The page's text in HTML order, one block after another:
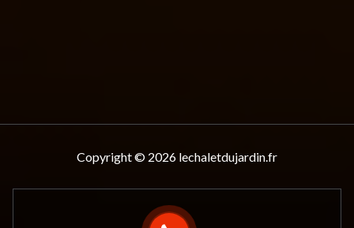
Copyright © 2026 lechaletdujardin.fr